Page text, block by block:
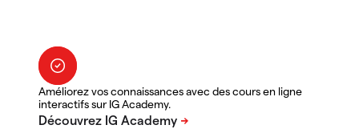
Améliorez vos connaissances avec des cours en ligne
interactifs sur IG Academy.